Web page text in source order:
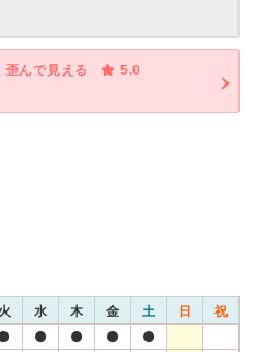
歪んで見える
5.0
火 水 木 金 土 日 祝